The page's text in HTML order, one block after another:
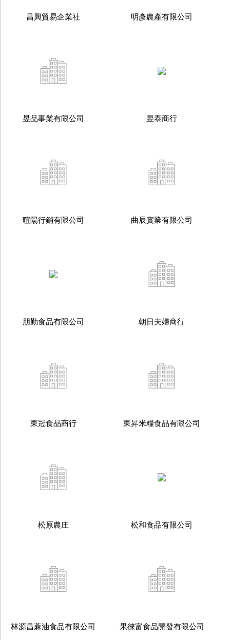
昌興貿易企業社 明彥農產有限公司
昱品事業有限公司 昱泰商行
暄陽行銷有限公司 曲辰實業有限公司
朋勤食品有限公司 朝日夫婦商行
東冠食品商行 東昇米糧食品有限公司
松原農庄 松和食品有限公司
林源昌蔴油食品有限公司 果徠富食品開發有限公司